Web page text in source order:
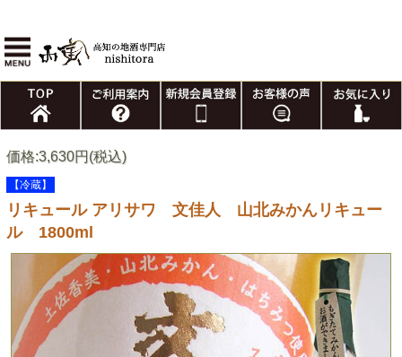
価格:3,630円(税込)
【冷蔵】
リキュール アリサワ 文佳人 山北みかんリキュー
ル 1800ml